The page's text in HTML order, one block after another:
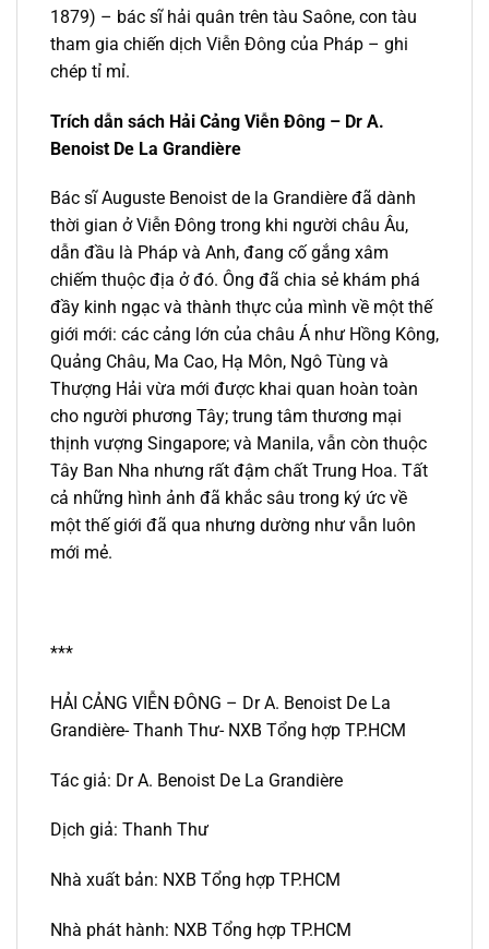
1879) – bác sĩ hải quân trên tàu Saône, con tàu
tham gia chiến dịch Viễn Đông của Pháp – ghi
chép tỉ mỉ.
Trích dẫn sách Hải Cảng Viễn Đông – Dr A.
Benoist De La Grandière
Bác sĩ Auguste Benoist de la Grandière đã dành
thời gian ở Viễn Đông trong khi người châu Âu,
dẫn đầu là Pháp và Anh, đang cố gắng xâm
chiếm thuộc địa ở đó. Ông đã chia sẻ khám phá
đầy kinh ngạc và thành thực của mình về một thế
giới mới: các cảng lớn của châu Á như Hồng Kông,
Quảng Châu, Ma Cao, Hạ Môn, Ngô Tùng và
Thượng Hải vừa mới được khai quan hoàn toàn
cho người phương Tây; trung tâm thương mại
thịnh vượng Singapore; và Manila, vẫn còn thuộc
Tây Ban Nha nhưng rất đậm chất Trung Hoa. Tất
cả những hình ảnh đã khắc sâu trong ký ức về
một thế giới đã qua nhưng dường như vẫn luôn
mới mẻ.
***
HẢI CẢNG VIỄN ĐÔNG – Dr A. Benoist De La
Grandière- Thanh Thư- NXB Tổng hợp TP.HCM
Tác giả: Dr A. Benoist De La Grandière
Dịch giả: Thanh Thư
Nhà xuất bản: NXB Tổng hợp TP.HCM
Nhà phát hành: NXB Tổng hợp TP.HCM